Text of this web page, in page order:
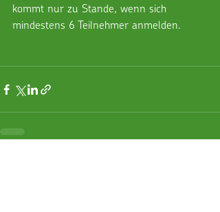
kommt nur zu Stande, wenn sich
mindestens 6 Teilnehmer anmelden.